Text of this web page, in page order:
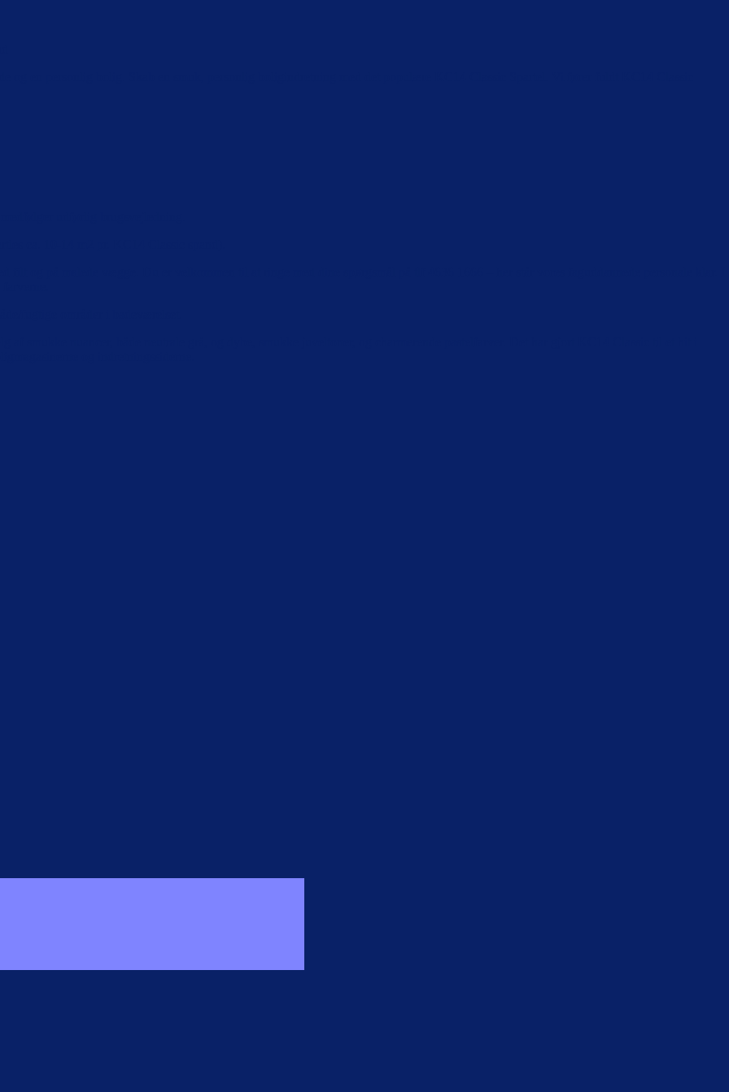
og en personlig bolig. Skab en smuk, personlig boligindretning med det populære KC14 Classic Spartel. Vi fører fuldt KC14 Classic
udførlig brugsvejledning.
ca. 10-14 m2 pr. KC14 Classic spand).
og på malede vægge. Du er velkommen til at ringe med dine spørgsmål på tlf 4636 1666 – her står vores faguddannede personale klar. I
fugtige områder i badeværelset.
smukke nuancer, både neutrale grå, og dybe, smukke juveltoner, og charmerende pastelfarver. Det har gjort KC14 Classic til et hit i
og indretningssiderne.